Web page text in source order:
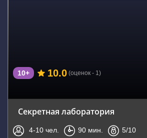
10+ 10.0 (оценок - 1)
Секретная лаборатория
4-10 чел. 90 мин. 5/10